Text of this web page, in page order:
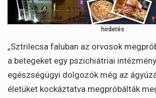
hirdetés
„Sztrilecsa faluban az orvosok
a betegeket egy pszichiátriai
egészségügyi dolgozók még az
életüket kockáztatva megpróbálták